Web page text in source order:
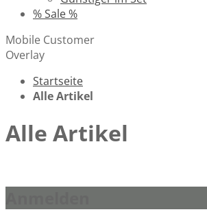
% Sale %
Mobile Customer
Overlay
Startseite
Alle Artikel
Alle Artikel